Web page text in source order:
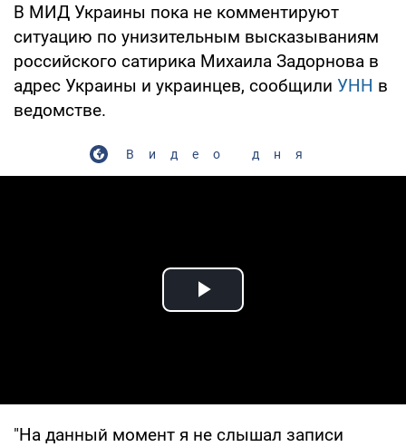
В МИД Украины пока не комментируют
ситуацию по унизительным высказываниям
российского сатирика Михаила Задорнова в
адрес Украины и украинцев, сообщили УНН в
ведомстве.
Видео дня
Play Video
"На данный момент я не слышал записи